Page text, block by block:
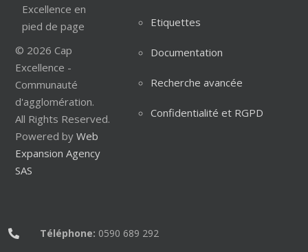
© 2026 Cap
Excellence -
Communauté
d'agglomération.
All Rights Reserved.
Powered by Web
Expansion Agency
SAS
Etiquettes
Documentation
Recherche avancée
Confidentialité et RGPD
Téléphone: 0590 689 292